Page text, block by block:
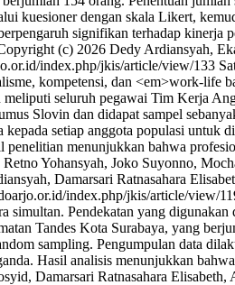
kuesioner dengan skala Likert,
signifikan terhadap kinerja
(c) 2026 Dedy Ardiansyah,
index.php/jkis/article/view/133
kompetensi, dan <em>work-life
seluruh pegawai Tim Kerja
Slovin dan didapat sampel
setiap anggota populasi untuk
menunjukkan bahwa
Yohansyah, Joko Suyonno,
Damarsari Ratnasahara
index.php/jkis/article/view/
Pendekatan yang
Tandes Kota Surabaya, yang
sampling. Pengumpulan data
Hasil analisis menunjukkan
Damarsari Ratnasahara